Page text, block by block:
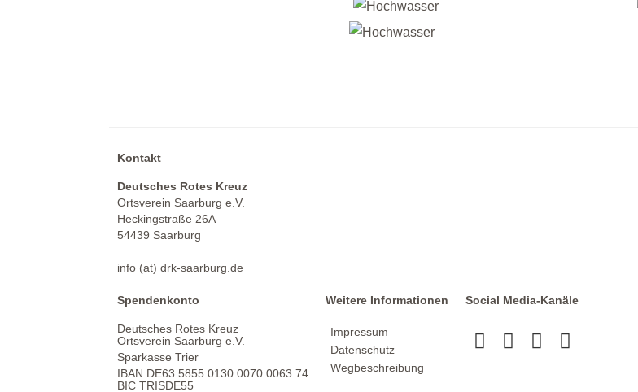
Kontakt
Deutsches Rotes Kreuz
Ortsverein Saarburg e.V.
Heckingstraße 26A
54439 Saarburg
info (at) drk-saarburg.de
Spendenkonto
Deutsches Rotes Kreuz
Ortsverein Saarburg e.V.
Sparkasse Trier
IBAN DE63 5855 0130 0070 0063 74
BIC TRISDE55
Weitere Informationen
Impressum
Datenschutz
Wegbeschreibung
Social Media-Kanäle